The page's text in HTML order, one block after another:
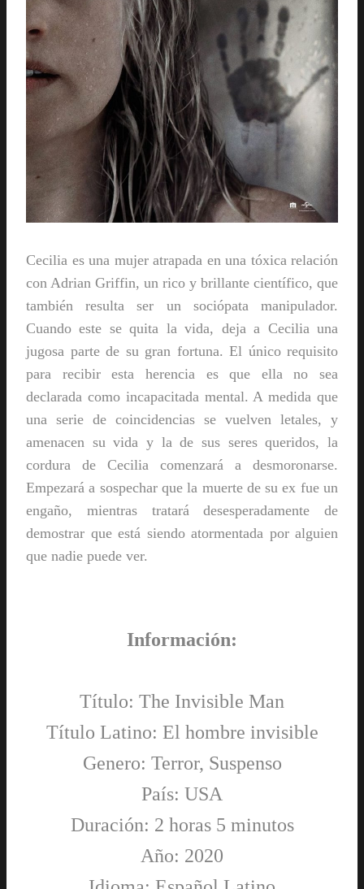
Cecilia es una mujer atrapada en una tóxica relación
con Adrian Griffin, un rico y brillante científico, que
también resulta ser un sociópata manipulador.
Cuando este se quita la vida, deja a Cecilia una
jugosa parte de su gran fortuna. El único requisito
para recibir esta herencia es que ella no sea
declarada como incapacitada mental. A medida que
una serie de coincidencias se vuelven letales, y
amenacen su vida y la de sus seres queridos, la
cordura de Cecilia comenzará a desmoronarse.
Empezará a sospechar que la muerte de su ex fue un
engaño, mientras tratará desesperadamente de
demostrar que está siendo atormentada por alguien
que nadie puede ver.
Información:
Título: The Invisible Man
Título Latino: El hombre invisible
Genero: Terror, Suspenso
País: USA
Duración: 2 horas 5 minutos
Año: 2020